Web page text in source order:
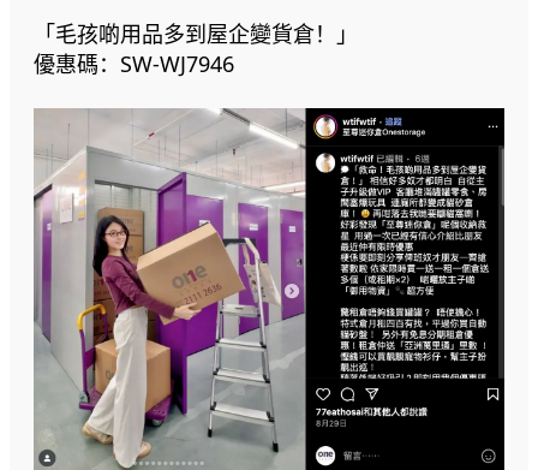
「毛孩啲用品多到屋企變貨倉！」
優惠碼：SW-WJ7946